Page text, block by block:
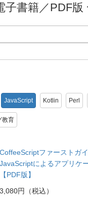
子書籍／PDF版
JavaScript Kotlin Perl
教育
CoffeeScriptファーストガ
JavaScriptによるアプリケ
【PDF版】
3,080円（税込）